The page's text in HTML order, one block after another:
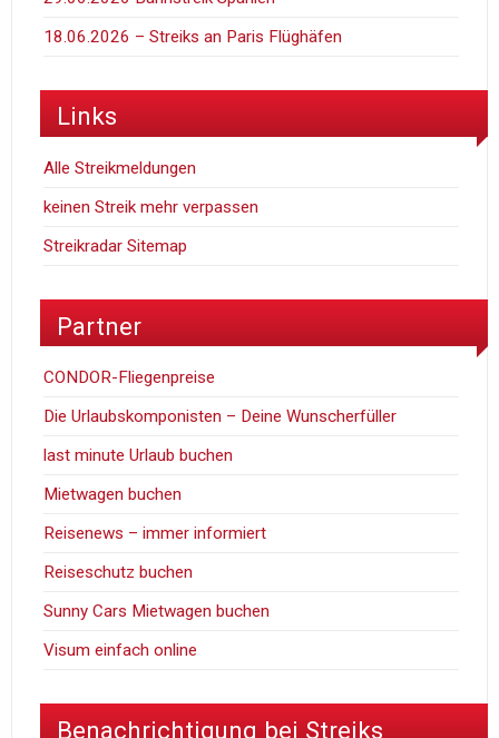
18.06.2026 – Streiks an Paris Flüghäfen
Links
Alle Streikmeldungen
keinen Streik mehr verpassen
Streikradar Sitemap
Partner
CONDOR-Fliegenpreise
Die Urlaubskomponisten – Deine Wunscherfüller
last minute Urlaub buchen
Mietwagen buchen
Reisenews – immer informiert
Reiseschutz buchen
Sunny Cars Mietwagen buchen
Visum einfach online
Benachrichtigung bei Streiks